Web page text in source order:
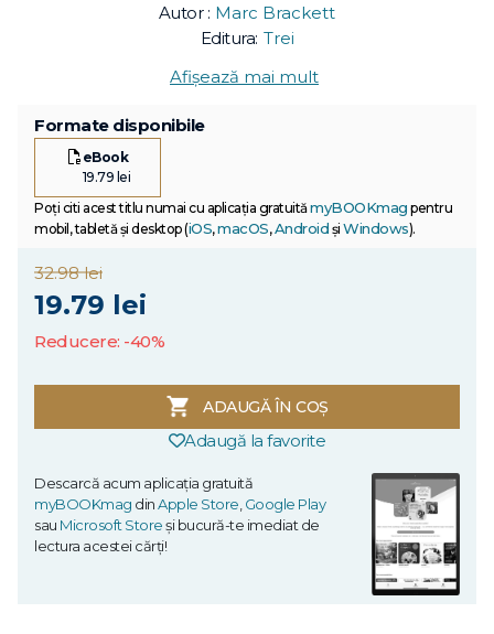
Autor : Marc Brackett
Editura: Trei
Afișează mai mult
Formate disponibile
eBook
19.79 lei
Poți citi acest titlu numai cu aplicația gratuitămyBOOKmag pentru
mobil, tabletă și desktop (iOS,macOS,Android și Windows).
32.98 lei
19.79 lei
Reducere: -40%
ADAUGĂ ÎN COȘ
Adaugă la favorite
Descarcă acum aplicația gratuită
myBOOKmag dinApple Store Google Play
sau Microsoft Storeși bucură-te imediat de
lectura acestei cărți!